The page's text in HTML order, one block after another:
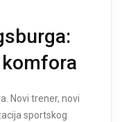
Novi trener, novi
sportskog